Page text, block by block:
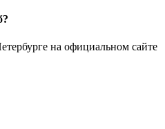
на официальном сайте